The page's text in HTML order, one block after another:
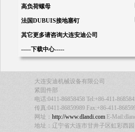
高负荷螺母
法国DUBUIS接地塞钉
其它更多请咨询大连安迪公司
-----下载中心-----
大连安迪机械设备有限公司
紧固件部
电话:0411-86858458 Tel:+86-411-
传真:0411-86859989 Fax:+86-411-
网址： http://www.dlandi.com E-
地址：辽宁省大连市甘井子区虹彩西园